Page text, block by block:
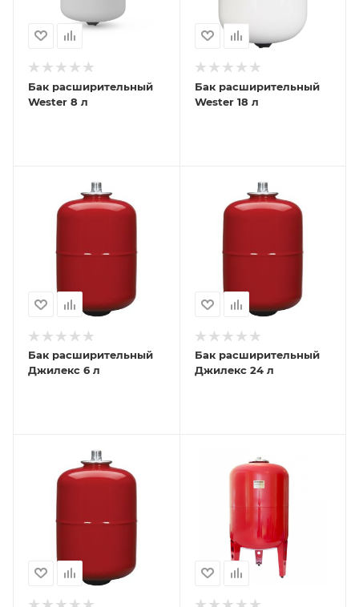
Бак расширительный
Wester 8 л
Бак расширительный
Wester 18 л
Бак расширительный
Джилекс 6 л
Бак расширительный
Джилекс 24 л